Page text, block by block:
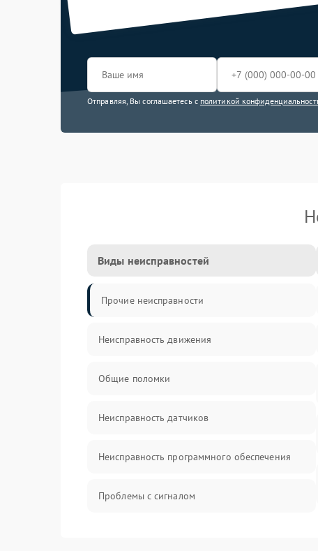
Отправляя, Вы соглашаетесь с политикой
Виды неисправностей
Прочие неисправности
Неисправность движения
Общие поломки
Неисправность датчиков
Неисправность программного обеспечения
Проблемы с сигналом